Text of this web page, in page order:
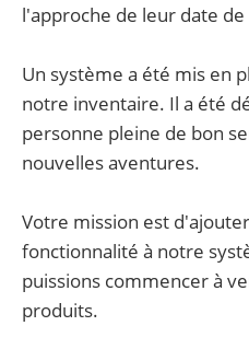
l'approche de leur date
Un système a été mis en
notre inventaire. Il a été
personne pleine de bon
nouvelles aventures.
Votre mission est
fonctionnalité à notre
puissions commencer à
produits.